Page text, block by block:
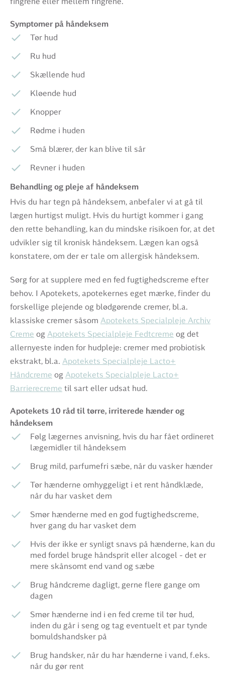
Symptomer på håndeksem
Tør hud
Ru hud
Skællende hud
Kløende hud
Knopper
Rødme i huden
Små blærer, der kan blive til sår
Revner i huden
Behandling og pleje af håndeksem
Hvis du har tegn på håndeksem, anbefaler vi at gå til
lægen hurtigst muligt. Hvis du hurtigt kommer i gang
den rette behandling, kan du mindske risikoen for, at det
udvikler sig til kronisk håndeksem. Lægen kan også
konstatere, om der er tale om allergisk håndeksem.
Sørg for at supplere med en fed fugtighedscreme efter
behov. I Apotekets, apotekernes eget mærke, finder du
forskellige plejende og blødgørende cremer, bl.a.
klassiske cremer såsom Apotekets Specialpleje Archiv
Creme og Apotekets Specialpleje Fedtcreme og det
allernyeste inden for hudpleje: cremer med probiotisk
ekstrakt, bl.a. Apotekets Specialpleje Lacto+
Håndcreme og Apotekets Specialpleje Lacto+
Barrierecreme til sart eller udsat hud.
Apotekets 10 råd til tørre, irriterede hænder og
håndeksem
Følg lægernes anvisning, hvis du har fået ordineret
lægemidler til håndeksem
Brug mild, parfumefri sæbe, når du vasker hænder
Tør hænderne omhyggeligt i et rent håndklæde,
når du har vasket dem
Smør hænderne med en god fugtighedscreme,
hver gang du har vasket dem
Hvis der ikke er synligt snavs på hænderne, kan du
med fordel bruge håndsprit eller alcogel - det er
mere skånsomt end vand og sæbe
Brug håndcreme dagligt, gerne flere gange om
dagen
Smør hænderne ind i en fed creme til tør hud,
inden du går i seng og tag eventuelt et par tynde
bomuldshandsker på
Brug handsker, når du har hænderne i vand, f.eks.
når du gør rent